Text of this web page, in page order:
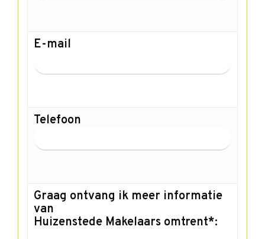
E-mail
Telefoon
Graag ontvang ik meer informatie
van
Huizenstede Makelaars omtrent*: